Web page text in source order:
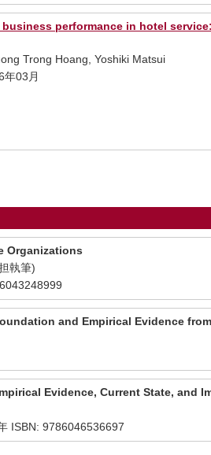
performance in hotel
Trong Hoang, Yoshiki Matsui
03月
Organizations
執筆)
and Empirical Evidence
Evidence, Current State, and
ISBN: 9786046536697